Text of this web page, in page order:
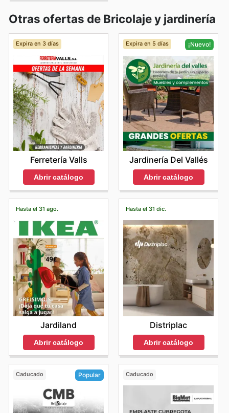
Otras ofertas de Bricolaje y jardinería
Expira en 3 días
Ferretería Valls
Abrir catálogo
Expira en 5 días ¡Nuevo!
Jardinería Del Vallés
Abrir catálogo
Hasta el 31 ago.
Jardiland
Abrir catálogo
Hasta el 31 dic.
Distriplac
Abrir catálogo
Caducado Popular Caducado